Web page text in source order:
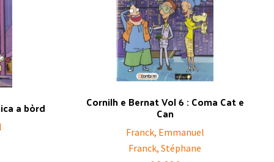
a bòrd Cornilh e Bernat Vol 6 : Coma Cat e
Can
Franck, Emmanuel
Franck, Stéphane